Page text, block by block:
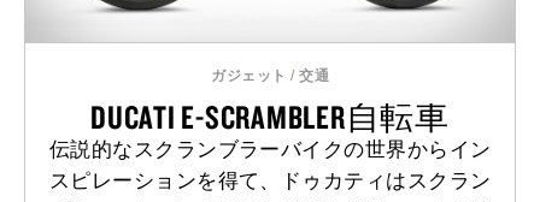
ガジェット /交通
DUCATI E-SCRAMBLER自転車
伝説的なスクランブラーバイクの世界からイン
スピレーションを得て、ドゥカティはスクラン